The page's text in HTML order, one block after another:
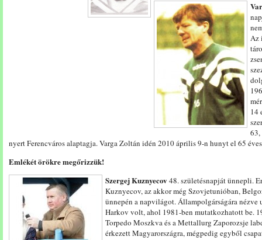
Az
14
nyert Ferencváros alaptagja. Varga Zoltán idén 2010 április 9-n hunyt el 65
Emlékét örökre megőrizzük!
Szergej Kuznyecov48. születésnapját ünnepli.
Kuznyecov, az akkor még Szovjetunióban,
ünnepén a napvilágot. Állampolgárságára
Harkov volt, ahol 1981-ben mutatkozhatott be.
Torpedo Moszkva és a Mettallurg Zaporozsje
érkezett Magyarországra, mégpedig egyből